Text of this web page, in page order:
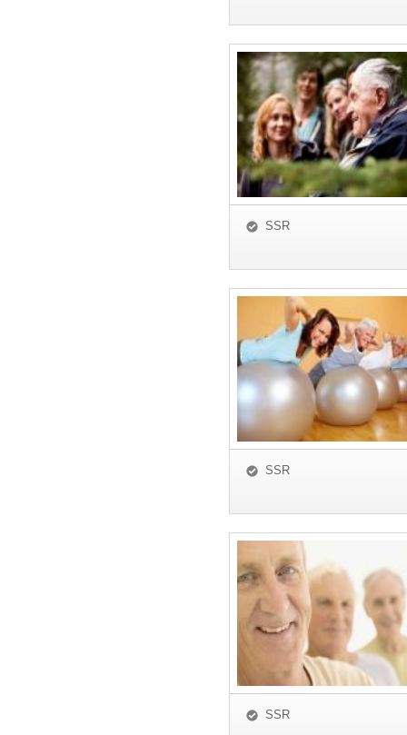
SSR
SSR
SSR